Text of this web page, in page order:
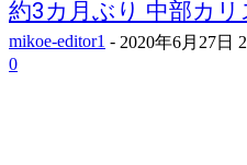
約3カ月ぶり 中部カリ
mikoe-editor1 - 2020年6月27日
0